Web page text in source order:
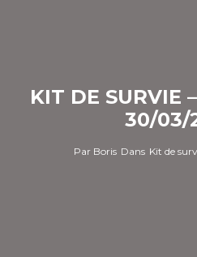
KIT DE SURVIE
30/03/
Par Boris Dans Kit de